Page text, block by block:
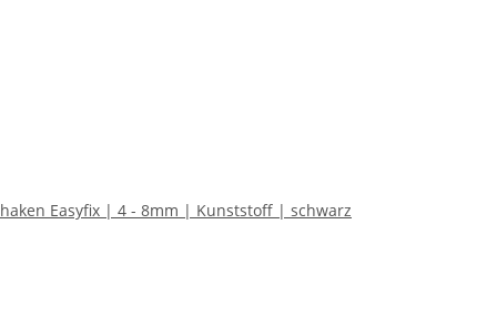
Easyfix | 4 - 8mm | Kunststoff | schwarz